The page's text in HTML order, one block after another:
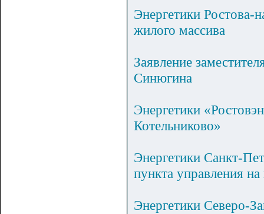
Энергетики Ростова-
жилого массива
Заявление
Синюгина
Энергетики
Котельниково»
Энергетики Санкт-
пункта управления
Энергетики Северо-